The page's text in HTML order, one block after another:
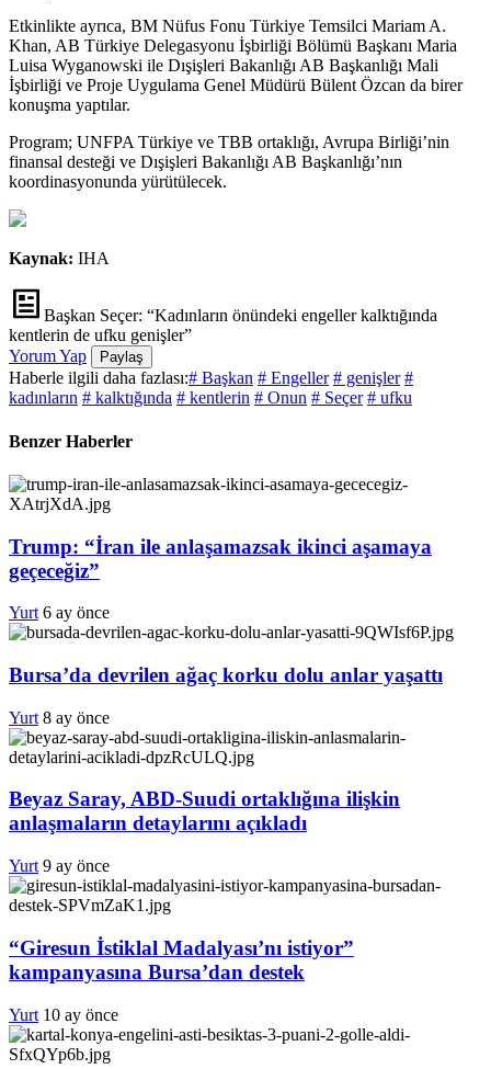
Etkinlikte ayrıca, BM Nüfus Fonu Türkiye Temsilci Mariam A.
Khan, AB Türkiye Delegasyonu İşbirliği Bölümü Başkanı Maria
Luisa Wyganowski ile Dışişleri Bakanlığı AB Başkanlığı Mali
İşbirliği ve Proje Uygulama Genel Müdürü Bülent Özcan da birer
konuşma yaptılar.
Program; UNFPA Türkiye ve TBB ortaklığı, Avrupa Birliği’nin
finansal desteği ve Dışişleri Bakanlığı AB Başkanlığı’nın
koordinasyonunda yürütülecek.
Kaynak: IHA
Başkan Seçer: “Kadınların önündeki engeller kalktığında
kentlerin de ufku genişler”
Yorum Yap
Paylaş
Haberle ilgili daha fazlası:# Başkan # Engeller # genişler #
kadınların # kalktığında # kentlerin # Onun # Seçer # ufku
Benzer Haberler
Trump: “İran ile anlaşamazsak ikinci aşamaya
geçeceğiz”
Yurt 6 ay önce
Bursa’da devrilen ağaç korku dolu anlar yaşattı
Yurt 8 ay önce
Beyaz Saray, ABD-Suudi ortaklığına ilişkin
anlaşmaların detaylarını açıkladı
Yurt 9 ay önce
“Giresun İstiklal Madalyası’nı istiyor”
kampanyasına Bursa’dan destek
Yurt 10 ay önce